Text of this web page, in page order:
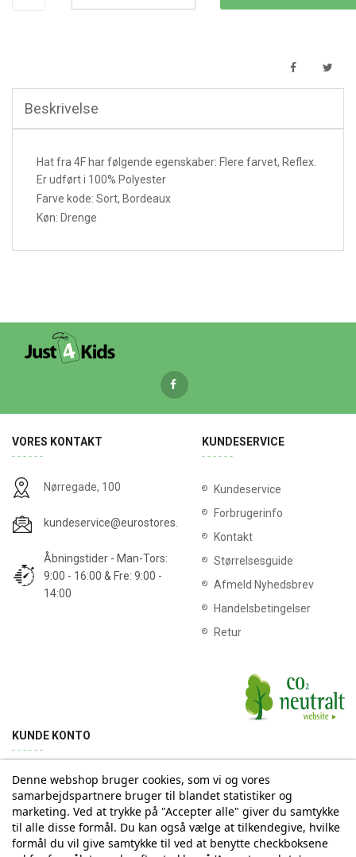
Beskrivelse
Hat fra 4F har følgende egenskaber: Flere farvet, Reflex.
Er udført i 100% Polyester
Farve kode: Sort, Bordeaux
Køn: Drenge
VORES KONTAKT
Nørregade, 100
kundeservice@eurostores.dk
Åbningstider - Man-Tors:
9:00 - 16:00 & Fre: 9:00 -
14:00
KUNDESERVICE
Kundeservice
Forbrugerinfo
Kontakt
Størrelsesguide
Afmeld Nyhedsbrev
Handelsbetingelser
Retur
KUNDE KONTO
Min konto Ordrehistorik Returnering Adresse
Tilmelding til Nyhedsbrev
Denne webshop bruger cookies, som vi og vores
samarbejdspartnere bruger til blandet statistiker og
marketing. Ved at trykke på "Accepter alle" giver du samtykke
til alle disse formål. Du kan også vælge at tilkendegive, hvilke
formål du vil give samtykke til ved at benytte checkboksene